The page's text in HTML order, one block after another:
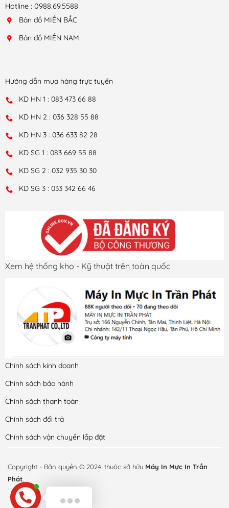
Hotline : 0988.69.5588
Bản đồ MIỀN BẮC
Bản đồ MIỀN NAM
Hướng dẫn mua hàng trực tuyến
KD HN 1 : 083 473 66 88
KD HN 2 : 036 328 55 88
KD HN 3 : 036 633 82 28
KD SG 1 : 083 669 55 88
KD SG 2 : 032 935 30 30
KD SG 3 : 033 342 66 46
Xem hệ thống kho - Kỹ thuật trên toàn quốc
Chính sách kinh doanh
Chính sách bảo hành
Chính sách thanh toán
Chính sách đổi trả
Chính sách vận chuyển lắp đặt
Copyright - Bản quyền © 2024. thuộc sở hữu Máy In Mực In Trần
Phát.
Xin chào anh chị